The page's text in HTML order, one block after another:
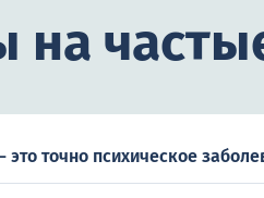
на
точно психическое